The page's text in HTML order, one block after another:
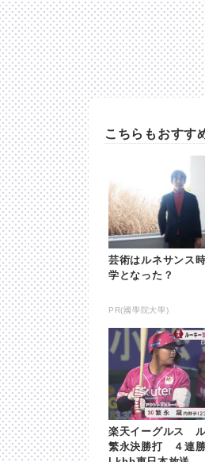
こちらもおすす
芸術はルネサンス
学となった？
PR(國學院大學)
楽天イーグルス
繁永決勝打 ４連